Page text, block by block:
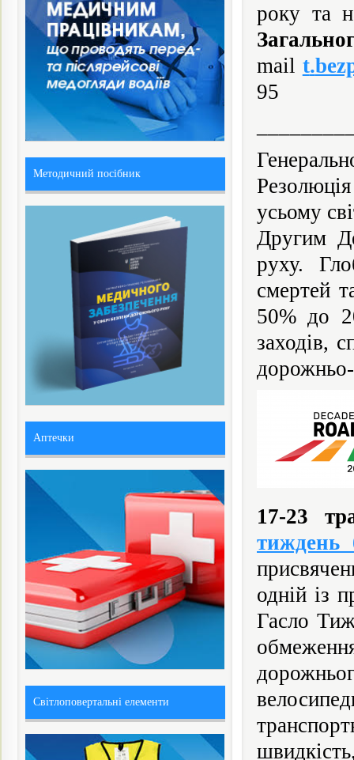
року та
mail t.
95
усьому
Другим
руху.
смертей
50% до
заходів,
дорожньо-
17-23
тиждень
одній із
Гасло
Методичний посібник
Аптечки
Світлоповертальні елементи